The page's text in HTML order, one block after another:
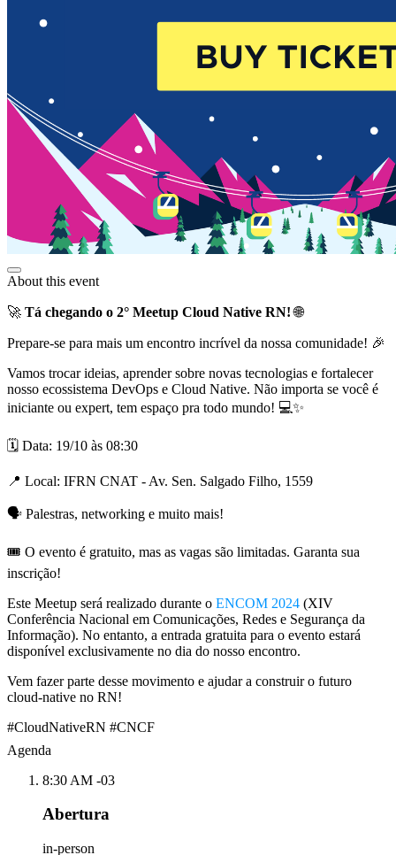
About this event
🚀 Tá chegando o 2° Meetup Cloud Native RN!🌐
Prepare-se para mais um encontro incrível da nossa comunidade! 🎉
Vamos trocar ideias, aprender sobre novas tecnologias e fortalecer
nosso ecossistema DevOps e Cloud Native. Não importa se você é
iniciante ou expert, tem espaço pra todo mundo! 💻✨
🗓 Data: 19/10 às 08:30
📍 Local: IFRN CNAT - Av. Sen. Salgado Filho, 1559
🗣 Palestras, networking e muito mais!
🎟️ O evento é gratuito, mas as vagas são limitadas. Garanta sua
inscrição!
Este Meetup será realizado durante o ENCOM 2024 (XIV
Conferência Nacional em Comunicações, Redes e Segurança da
Informação). No entanto, a entrada gratuita para o evento estará
disponível exclusivamente no dia do nosso encontro.
Vem fazer parte desse movimento e ajudar a construir o futuro
cloud-native no RN!
#CloudNativeRN #CNCF
Agenda
8:30 AM -03
Abertura
in-person